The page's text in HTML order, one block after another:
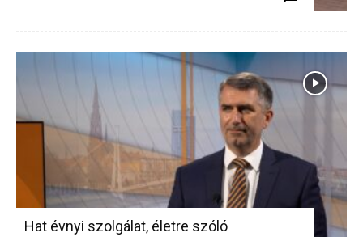
Hat évnyi szolgálat, életre szóló